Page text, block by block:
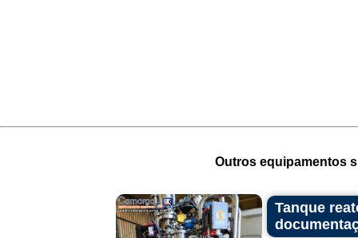
Outros equipamentos
Tanque